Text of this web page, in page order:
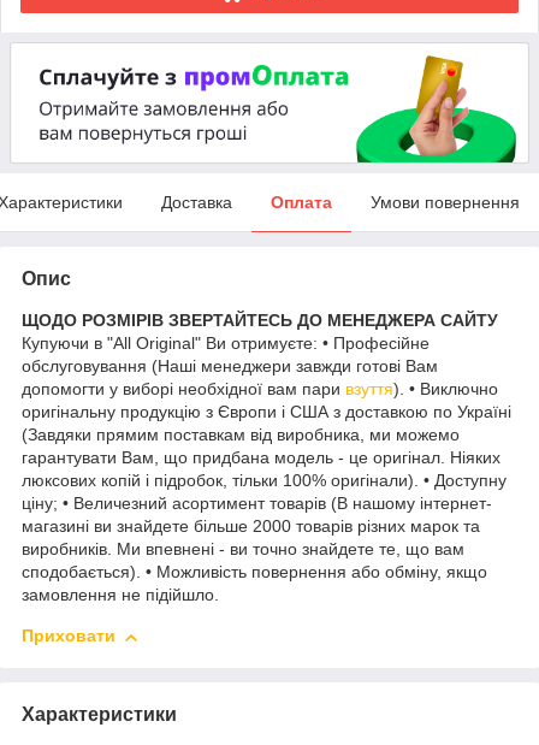
Доставка Оплата Умови повернення
Опис
ЩОДО РОЗМІРІВ ЗВЕРТАЙТЕСЬ ДО МЕНЕДЖЕРА САЙТУ
Купуючи в "All Original" Ви отримуєте: • Професійне
обслуговування (Наші менеджери завжди готові Вам
допомогти у виборі необхідної вам пари взуття). • Виключно
оригінальну продукцію з Європи і США з доставкою по Україні
(Завдяки прямим поставкам від виробника, ми можемо
гарантувати Вам, що придбана модель - це оригінал. Ніяких
люксових копій і підробок, тільки 100% оригінали). • Доступну
ціну; • Величезний асортимент товарів (В нашому інтернет-
магазині ви знайдете більше 2000 товарів різних марок та
виробників. Ми впевнені - ви точно знайдете те, що вам
сподобається). • Можливість повернення або обміну, якщо
замовлення не підійшло.
Приховати
Характеристики